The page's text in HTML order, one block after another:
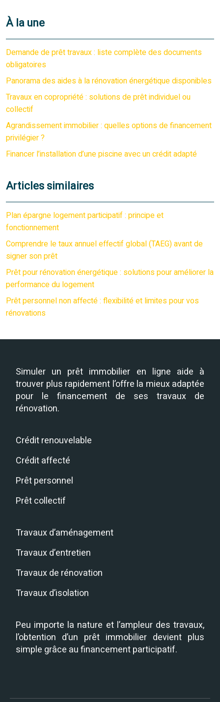
À la une
Demande de prêt travaux : liste complète des documents
obligatoires
Panorama des aides à la rénovation énergétique disponibles
Travaux en copropriété : solutions de prêt individuel ou
collectif
Agrandissement immobilier : quelles options de financement
privilégier ?
Financer l’installation d’une piscine avec un crédit adapté
Articles similaires
Plan épargne logement participatif : principe et
fonctionnement
Comprendre le taux annuel effectif global (TAEG) avant de
signer son prêt
Prêt pour rénovation énergétique : solutions pour améliorer la
performance du logement
Prêt personnel non affecté : flexibilité et limites pour vos
rénovations
Simuler un prêt immobilier en ligne aide à
trouver plus rapidement l’offre la mieux adaptée
pour le financement de ses travaux de
rénovation.
Crédit renouvelable
Crédit affecté
Prêt personnel
Prêt collectif
Travaux d’aménagement
Travaux d’entretien
Travaux de rénovation
Travaux d’isolation
Peu importe la nature et l’ampleur des travaux,
l’obtention d’un prêt immobilier devient plus
simple grâce au financement participatif.